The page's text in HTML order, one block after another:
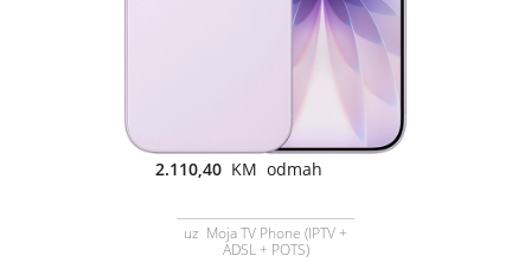
2.110,40 KM odmah
uz Moja TV Phone (IPTV +
ADSL + POTS)